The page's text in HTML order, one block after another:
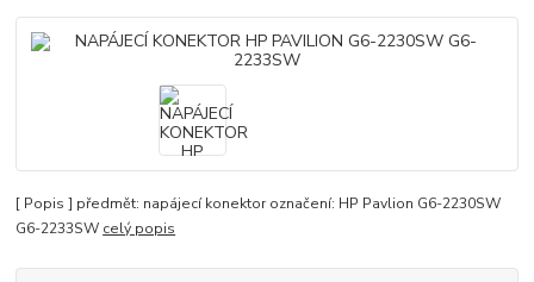
[ Popis ] předmět: napájecí konektor označení: HP Pavlion G6-2230SW
G6-2233SW celý popis